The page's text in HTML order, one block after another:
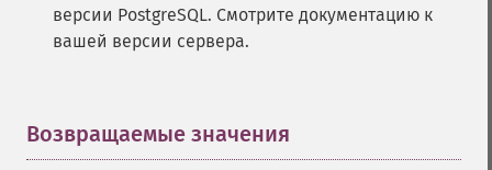
версии PostgreSQL. Смотрите документацию к
вашей версии сервера.
Возвращаемые значения